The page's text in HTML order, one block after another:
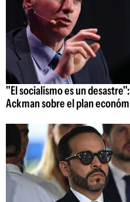
"El socialismo es un
Ackman sobre el plan